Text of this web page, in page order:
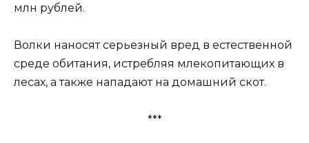
млн рублей.
Волки наносят серьезный вред в естественной
среде обитания, истребляя млекопитающих в
лесах, а также нападают на домашний скот.
***